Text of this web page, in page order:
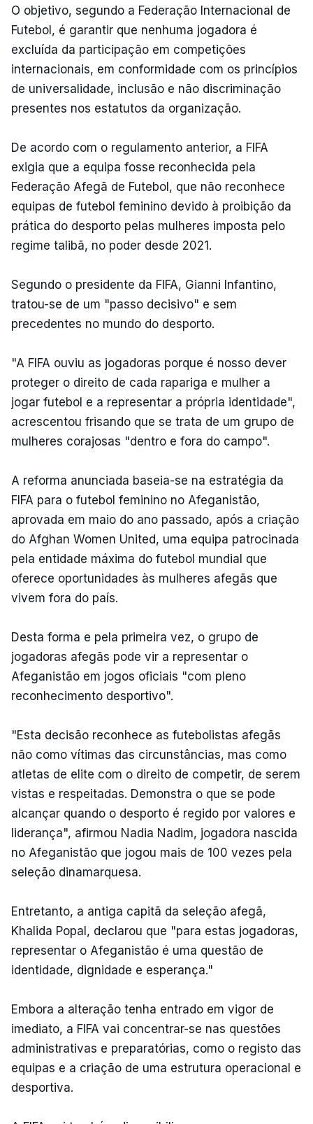
O objetivo, segundo a Federação Internacional de
Futebol, é garantir que nenhuma jogadora é
excluída da participação em competições
internacionais, em conformidade com os princípios
de universalidade, inclusão e não discriminação
presentes nos estatutos da organização.
De acordo com o regulamento anterior, a FIFA
exigia que a equipa fosse reconhecida pela
Federação Afegã de Futebol, que não reconhece
equipas de futebol feminino devido à proibição da
prática do desporto pelas mulheres imposta pelo
regime talibã, no poder desde 2021.
Segundo o presidente da FIFA, Gianni Infantino,
tratou-se de um "passo decisivo" e sem
precedentes no mundo do desporto.
"A FIFA ouviu as jogadoras porque é nosso dever
proteger o direito de cada rapariga e mulher a
jogar futebol e a representar a própria identidade",
acrescentou frisando que se trata de um grupo de
mulheres corajosas "dentro e fora do campo".
A reforma anunciada baseia-se na estratégia da
FIFA para o futebol feminino no Afeganistão,
aprovada em maio do ano passado, após a criação
do Afghan Women United, uma equipa patrocinada
pela entidade máxima do futebol mundial que
oferece oportunidades às mulheres afegãs que
vivem fora do país.
Desta forma e pela primeira vez, o grupo de
jogadoras afegãs pode vir a representar o
Afeganistão em jogos oficiais "com pleno
reconhecimento desportivo".
"Esta decisão reconhece as futebolistas afegãs
não como vítimas das circunstâncias, mas como
atletas de elite com o direito de competir, de serem
vistas e respeitadas. Demonstra o que se pode
alcançar quando o desporto é regido por valores e
liderança", afirmou Nadia Nadim, jogadora nascida
no Afeganistão que jogou mais de 100 vezes pela
seleção dinamarquesa.
Entretanto, a antiga capitã da seleção afegã,
Khalida Popal, declarou que "para estas jogadoras,
representar o Afeganistão é uma questão de
identidade, dignidade e esperança."
Embora a alteração tenha entrado em vigor de
imediato, a FIFA vai concentrar-se nas questões
administrativas e preparatórias, como o registo das
equipas e a criação de uma estrutura operacional e
desportiva.